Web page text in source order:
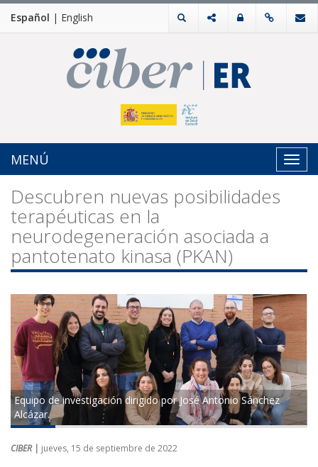
Español | English
MENÚ
Descubren nuevas posibilidades
terapéuticas en la
neurodegeneración asociada a
pantotenato kinasa (PKAN)
Equipo de investigación dirigido por José Antonio Sánchez
Alcázar.
CIBER | jueves, 15 de septiembre de 2022